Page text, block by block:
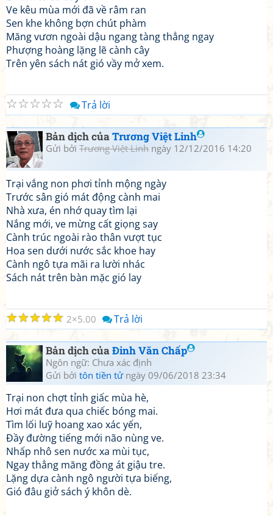
Ve kêu mùa mới đã về râm ran
Sen khe không bợn chút phàm
Măng vươn ngoài dậu ngang tàng thẳng ngay
Phượng hoàng lặng lẽ cành cây
Trên yên sách nát gió vầy mở xem.
☆
☆
☆
☆
☆ Trả lời
Bản dịch củaTrương Việt Linh
Gửi bởi Trương Việt Linh ngày 12/12/2016 14:20
Trại vắng non phơi tỉnh mộng ngày
Trước sân gió mát động cành mai
Nhà xưa, én nhớ quay tìm lại
Nắng mới, ve mừng cất giọng say
Cành trúc ngoài rào thân vượt tục
Hoa sen dưới nước sắc khoe hay
Cành ngô tựa mãi ra lười nhác
Sách nát trên bàn mặc gió lay
☆
☆
☆
☆
☆ 2 5.00 Trả lời
Bản dịch củaĐinh Văn Chấp
Ngôn ngữ: Chưa xác định
Gửi bởi tôn tiền tửngày 09/06/2018 23:34
Trại non chợt tỉnh giấc mùa hè,
Hơi mát đưa qua chiếc bóng mai.
Tìm lối luỹ hoang xao xác yến,
Đầy đường tiếng mới não nùng ve.
Nhấp nhô sen nước xa mùi tục,
Ngay thẳng măng đồng át giậu tre.
Lặng dựa cành ngô người tựa biếng,
Gió đâu giở sách ý khôn dè.